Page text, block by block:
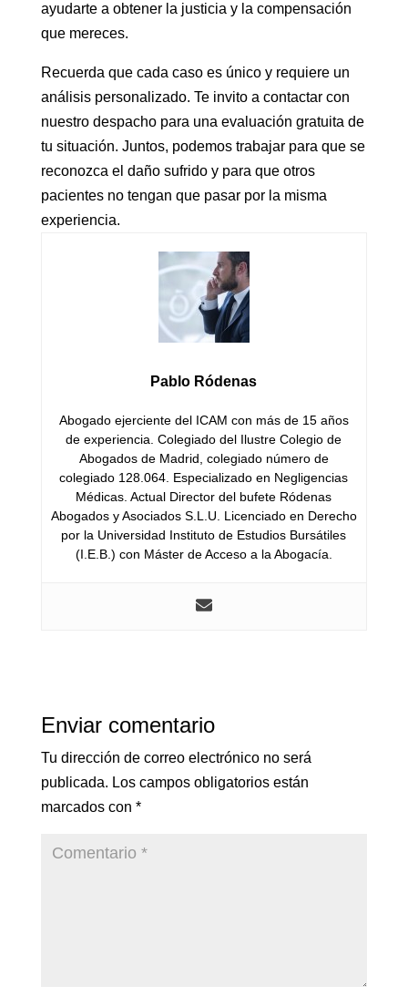
ayudarte a obtener la justicia y la compensación
que mereces.
Recuerda que cada caso es único y requiere un
análisis personalizado. Te invito a contactar con
nuestro despacho para una evaluación gratuita de
tu situación. Juntos, podemos trabajar para que se
reconozca el daño sufrido y para que otros
pacientes no tengan que pasar por la misma
experiencia.
Pablo Ródenas
Abogado ejerciente del ICAM con más de 15 años
de experiencia. Colegiado del Ilustre Colegio de
Abogados de Madrid, colegiado número de
colegiado 128.064. Especializado en Negligencias
Médicas. Actual Director del bufete Ródenas
Abogados y Asociados S.L.U. Licenciado en Derecho
por la Universidad Instituto de Estudios Bursátiles
(I.E.B.) con Máster de Acceso a la Abogacía.
Enviar comentario
Tu dirección de correo electrónico no será
publicada. Los campos obligatorios están
marcados con *